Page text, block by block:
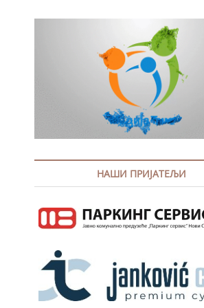
НАШИ ПРИЈАТЕЉИ